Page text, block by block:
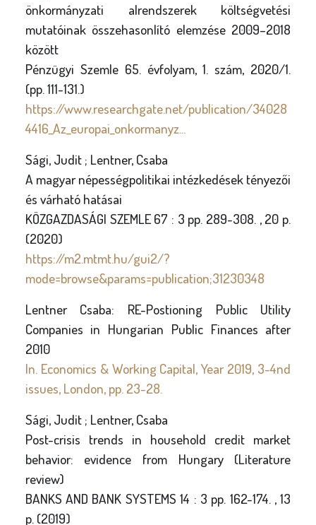
önkormányzati alrendszerek költségvetési
mutatóinak összehasonlító elemzése 2009–2018
között
Pénzügyi Szemle 65. évfolyam, 1. szám, 2020/1.
(pp. 111-131.)
https://www.researchgate.net/publication/34028
4416_Az_europai_onkormanyz...
Sági, Judit ; Lentner, Csaba
A magyar népességpolitikai intézkedések tényezői
és várható hatásai
KÖZGAZDASÁGI SZEMLE 67 : 3 pp. 289-308. , 20 p.
(2020)
https://m2.mtmt.hu/gui2/?
mode=browse&params=publication;31230348
Lentner Csaba: RE-Postioning Public Utility
Companies in Hungarian Public Finances after
2010
In. Economics & Working Capital, Year 2019, 3-4nd
issues, London, pp. 23-28.
Sági, Judit ; Lentner, Csaba
Post-crisis trends in household credit market
behavior: evidence from Hungary (Literature
review)
BANKS AND BANK SYSTEMS 14 : 3 pp. 162-174. , 13
p. (2019)